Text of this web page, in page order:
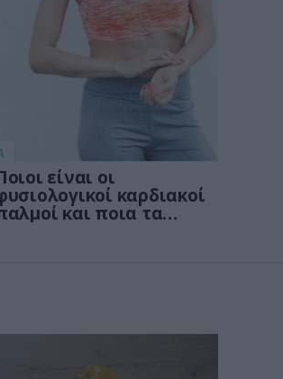
είναι οι
καρδιακοί
και ποια τα